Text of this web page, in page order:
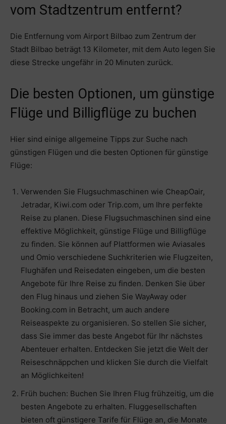
vom Stadtzentrum entfernt?
Die Entfernung vom Airport Bilbao zum Zentrum der
Stadt Bilbao beträgt 13 Kilometer, mit dem Auto legen Sie
diese Strecke ungefähr in 20 Minuten zurück.
Die besten Optionen, um günstige
Flüge und Billigflüge zu buchen
Hier sind einige allgemeine Tipps zur Suche nach
günstigen Flügen und die besten Optionen für günstige
Flüge:
Verwenden Sie Flugsuchmaschinen wie CheapOair,
Jetradar, Kiwi.com oder Trip.com, um Ihre perfekte
Reise zu planen. Diese Flugsuchmaschinen sind eine
effektive Möglichkeit, günstige Flüge und Billigflüge
zu finden. Sie können auf Plattformen wie Aviasales
und Omio verschiedene Suchkriterien wie Flugzeiten,
Flughäfen und Reisedaten eingeben, um die besten
Angebote für Ihre Reise zu finden. Denken Sie über
den Flug hinaus und ziehen Sie WayAway oder
Booking.com in Betracht, um auch andere
Reiseaspekte zu organisieren. So stellen Sie sicher,
dass Sie immer das beste Angebot für Ihr nächstes
Abenteuer erhalten. Entdecken Sie jetzt die Welt der
Reiseschnäppchen und klicken Sie durch die Vielfalt
an Möglichkeiten!
Früh buchen: Buchen Sie Ihren Flug frühzeitig, um die
besten Angebote zu erhalten. Fluggesellschaften
bieten oft günstigere Tarife für Flüge an, die Monate